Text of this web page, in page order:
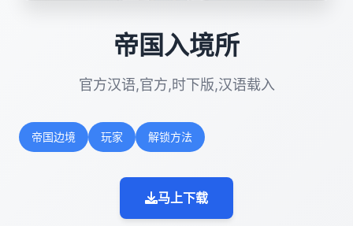
帝国入境所
官方汉语,官方,时下版,汉语载入
帝国边境 玩家 解锁方法
马上下载